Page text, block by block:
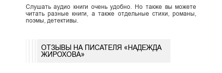
Слушать аудио книги очень удобно. Но также вы можете
читать разные книги, а также отдельные стихи, романы,
поэмы, детективы.
ОТЗЫВЫ НА ПИСАТЕЛЯ «НАДЕЖДА
ЖИРОХОВА»